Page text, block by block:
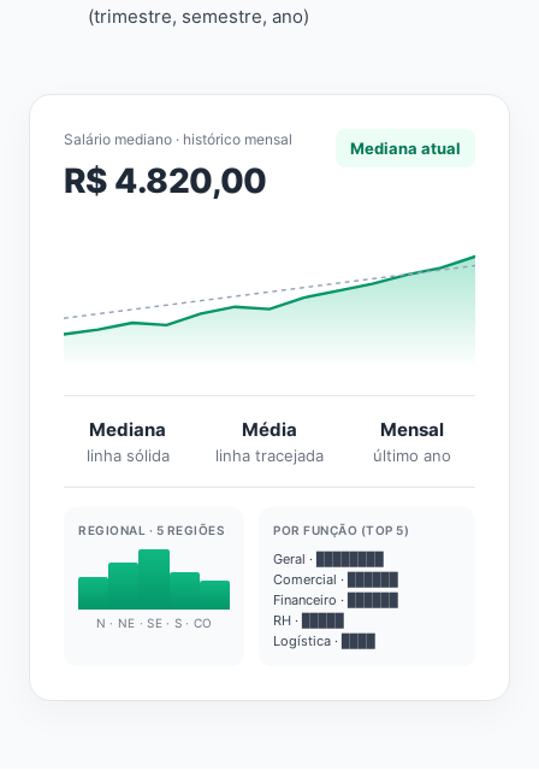
(trimestre, semestre, ano)
Salário mediano · histórico mensal
R$ 4.820,00
Mediana atual
Mediana
linha sólida
Média
linha tracejada
Mensal
último ano
REGIONAL · 5 REGIÕES
N · NE · SE · S · CO
POR FUNÇÃO (TOP 5)
Geral · ████████
Comercial · ██████
Financeiro · ██████
RH · █████
Logística · ████